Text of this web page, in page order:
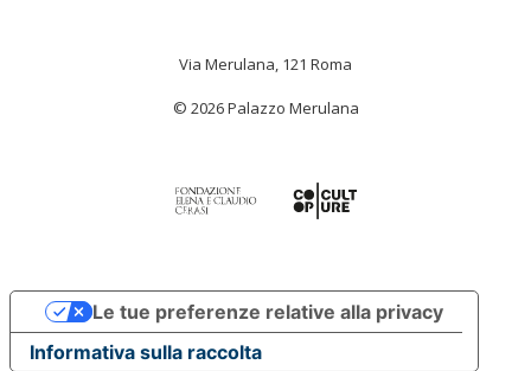
Via Merulana, 121 Roma
© 2026 Palazzo Merulana
Informativa sulla raccolta
Le tue preferenze relative alla privacy